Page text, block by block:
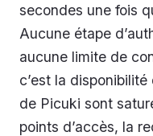
secondes une fois
Aucune étape
aucune limite de
c’est la
de Picuki sont
points d’accès, la